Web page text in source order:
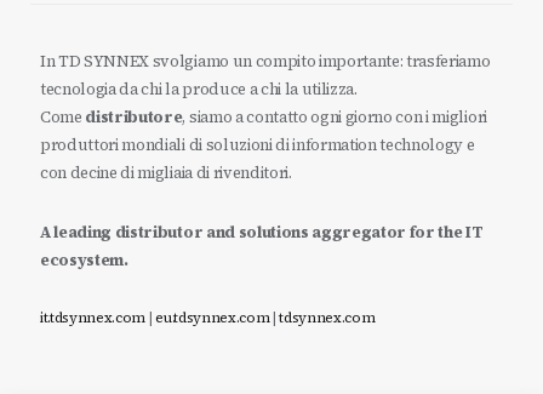
In TD SYNNEX svolgiamo un compito importante: trasferiamo
tecnologia da chi la produce a chi la utilizza.
Come distributore, siamo a contatto ogni giorno con i migliori
produttori mondiali di soluzioni di information technology e
con decine di migliaia di rivenditori.
A leading distributor and solutions aggregator for the IT
ecosystem.
it.tdsynnex.com|eu.tdsynnex.com|tdsynnex.com